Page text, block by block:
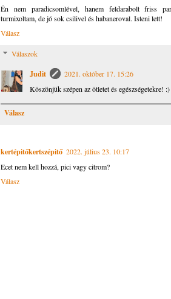
Én nem paradicsomlével, hanem feldarabolt friss
turmixoltam, de jó sok csilivel és habaneroval. Isteni lett!
Válasz
Válaszok
Judit
2021. október 17. 15:26
Köszönjük szépen az ötletet és egészségetekre! :)
Válasz
kertépitőkertszépitő 2022. július 23. 10:17
Ecet nem kell hozzá, pici vagy citrom?
Válasz